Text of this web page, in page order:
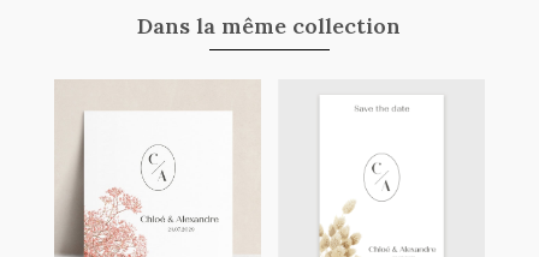
Dans la même collection